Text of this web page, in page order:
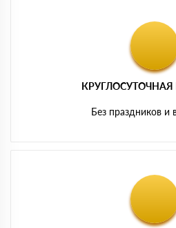
КРУГЛОСУТОЧНАЯ
Без праздников и